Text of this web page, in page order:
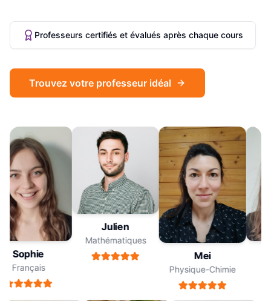
Sophie
Français
Julien
Mathématiques
Mei
Physique-Chimie
Professeurs certifiés et évalués après chaque cours
Trouvez votre professeur idéal